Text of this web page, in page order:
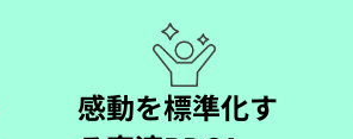
感動を標準化す